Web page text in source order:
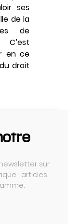
ses
de la
de
en ce
droit
sur
: articles,